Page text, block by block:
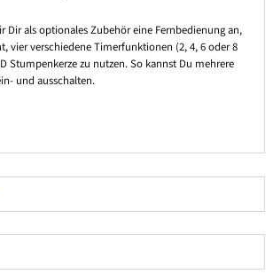
Dir als optionales Zubehör eine Fernbedienung an,
vier verschiedene Timerfunktionen (2, 4, 6 oder 8
Stumpenkerze zu nutzen. So kannst Du mehrere
und ausschalten.